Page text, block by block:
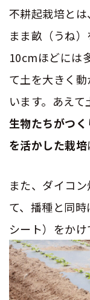
不耕起栽培と
まま畝（うね
10cmほどには
て土を大きく
います。あえ
生物たちがつ
を活かした栽培
また、ダイコ
て、播種と同
シート）をかけ